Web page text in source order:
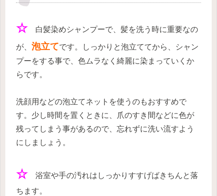
☆白髪染めシャンプーで、髪を洗う時に重要なの
が、 泡立てです。しっかりと泡立ててから、シャン
プーをする事で、色ムラなく綺麗に染まっていくか
らです。
洗顔用などの泡立てネットを使うのもおすすめで
す。少し時間を置くときに、爪のすき間などに色が
残ってしまう事があるので、忘れずに洗い流すよう
にしましょう。
☆浴室や手の汚れはしっかりすすげばきちんと落
ちます。